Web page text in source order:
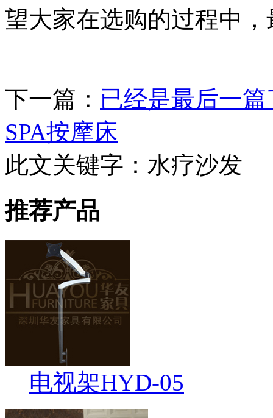
望大家在选购的过程中
下一篇： 已经是最后一篇
SPA按摩床
此文关键字： 水疗沙发
推荐产品
电视架HYD-05